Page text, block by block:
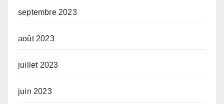
septembre 2023
août 2023
juillet 2023
juin 2023